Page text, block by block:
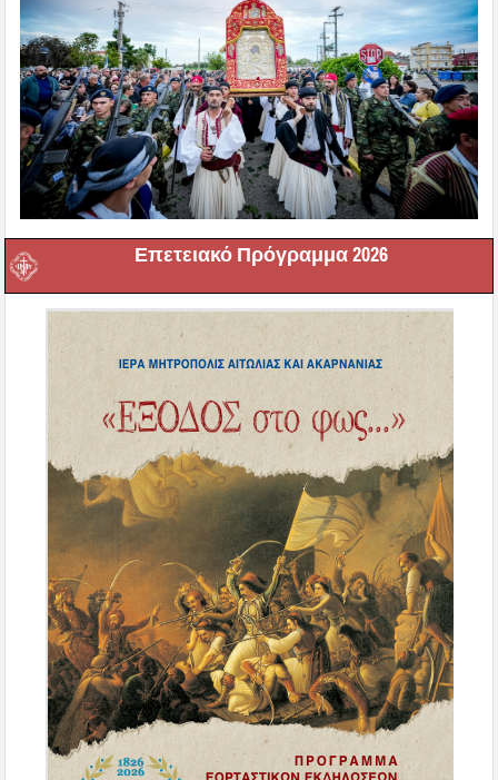
Επετειακό Πρόγραμμα 2026